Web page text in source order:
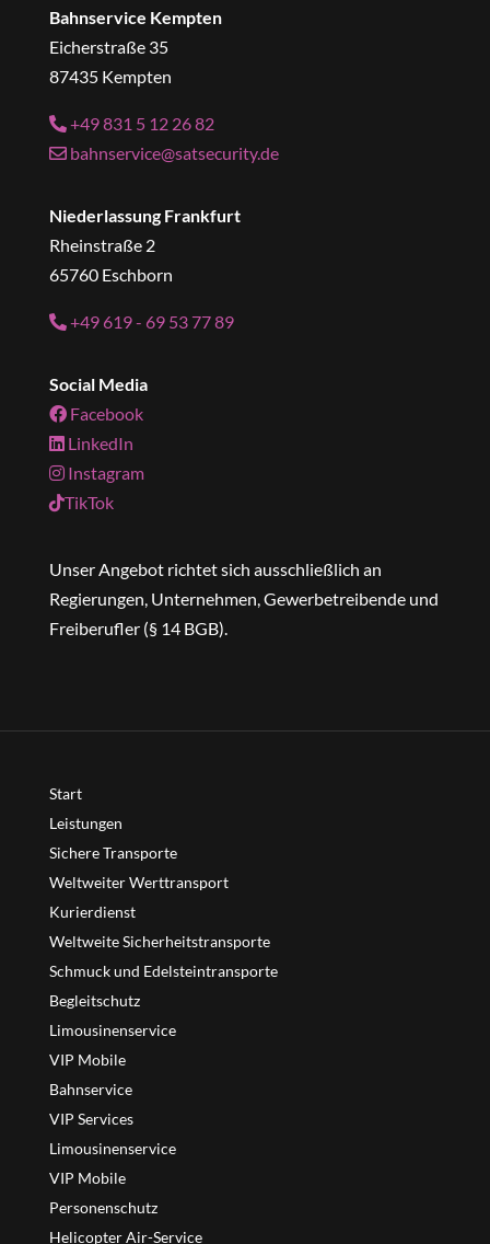
Bahnservice Kempten
Eicherstraße 35
87435 Kempten
+49 831 5 12 26 82
bahnservice@satsecurity.de
Niederlassung Frankfurt
Rheinstraße 2
65760 Eschborn
+49 619 - 69 53 77 89
Social Media
Facebook
LinkedIn
Instagram
TikTok
Unser Angebot richtet sich ausschließlich an
Regierungen, Unternehmen, Gewerbetreibende und
Freiberufler (§ 14 BGB).
Start
Leistungen
Sichere Transporte
Weltweiter Werttransport
Kurierdienst
Weltweite Sicherheitstransporte
Schmuck und Edelsteintransporte
Begleitschutz
Limousinenservice
VIP Mobile
Bahnservice
VIP Services
Limousinenservice
VIP Mobile
Personenschutz
Helicopter Air-Service